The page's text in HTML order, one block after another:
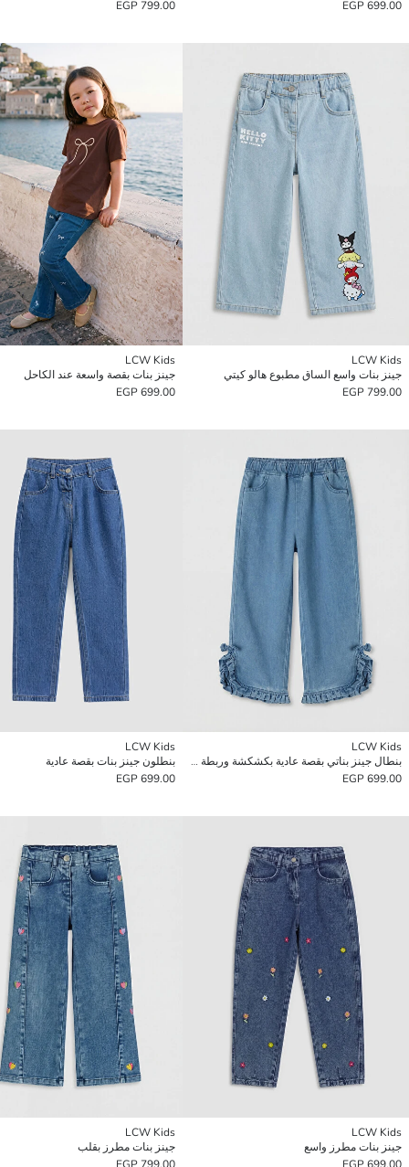
699.00 EGP
799.00 EGP
LCW Kids
جينز بنات واسع الساق مطبوع هالو كيتي
799.00 EGP
LCW Kids
جينز بنات بقصة واسعة عند الكاحل
699.00 EGP
LCW Kids
بنطال جينز بناتي بقصة عادية بكشكشة وربطة فيونكة
699.00 EGP
LCW Kids
بنطلون جينز بنات بقصة عادية
699.00 EGP
LCW Kids
جينز بنات مطرز واسع
LCW Kids
جينز بنات مطرز بقلب